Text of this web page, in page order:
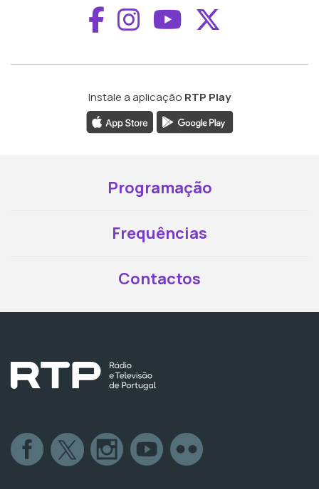
Aceder ao
Aceder ao
Aceder ao
Instale a aplicação RTP Play
Programação
Frequências
Contactos